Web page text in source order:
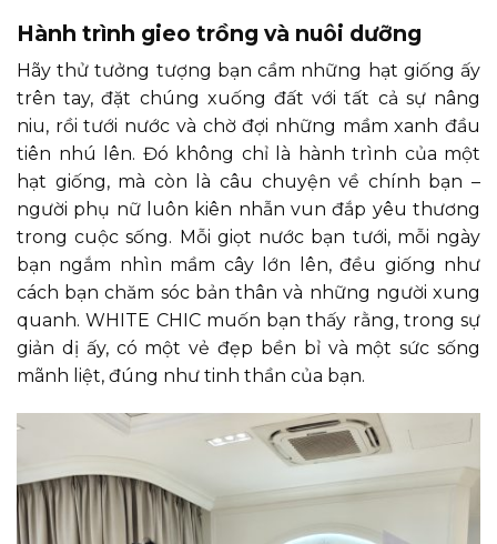
Hành trình gieo trồng và nuôi dưỡng
Hãy thử tưởng tượng bạn cầm những hạt giống ấy
trên tay, đặt chúng xuống đất với tất cả sự nâng
niu, rồi tưới nước và chờ đợi những mầm xanh đầu
tiên nhú lên. Đó không chỉ là hành trình của một
hạt giống, mà còn là câu chuyện về chính bạn –
người phụ nữ luôn kiên nhẫn vun đắp yêu thương
trong cuộc sống. Mỗi giọt nước bạn tưới, mỗi ngày
bạn ngắm nhìn mầm cây lớn lên, đều giống như
cách bạn chăm sóc bản thân và những người xung
quanh. WHITE CHIC muốn bạn thấy rằng, trong sự
giản dị ấy, có một vẻ đẹp bền bỉ và một sức sống
mãnh liệt, đúng như tinh thần của bạn.